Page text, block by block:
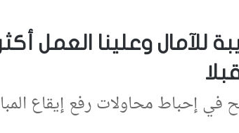
وعلينا العمل أكثر
إحباط محاولات رفع إيقاع